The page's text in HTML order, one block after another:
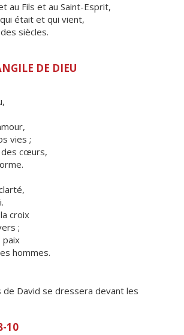
au Fils et au Saint-Esprit,
était et qui vient,
siècles.
DE DIEU
vies ;
des cœurs,
croix
;
paix
hommes.
de David se dressera devant les
10